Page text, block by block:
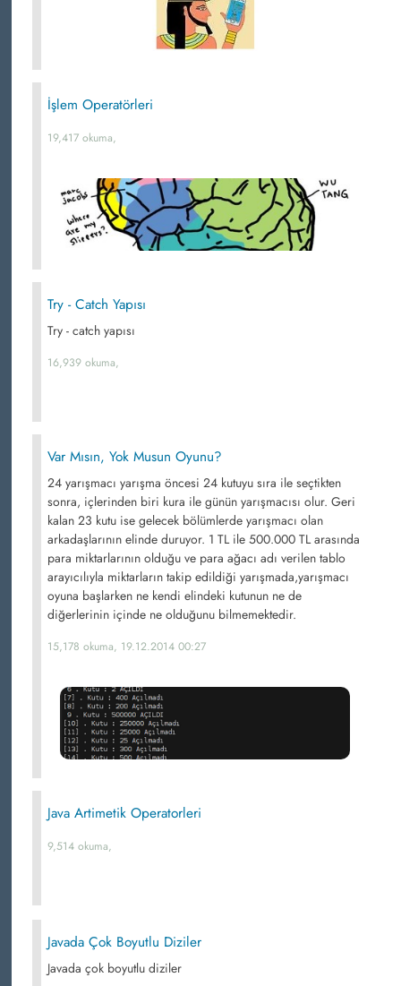
İşlem Operatörleri
19,417 okuma,
Try - Catch Yapısı
Try - catch yapısı
16,939 okuma,
Var Mısın, Yok Musun Oyunu?
24 yarışmacı yarışma öncesi 24 kutuyu sıra ile seçtikten
sonra, içlerinden biri kura ile günün yarışmacısı olur. Geri
kalan 23 kutu ise gelecek bölümlerde yarışmacı olan
arkadaşlarının elinde duruyor. 1 TL ile 500.000 TL arasında
para miktarlarının olduğu ve para ağacı adı verilen tablo
arayıcılıyla miktarların takip edildiği yarışmada,yarışmacı
oyuna başlarken ne kendi elindeki kutunun ne de
diğerlerinin içinde ne olduğunu bilmemektedir.
15,178 okuma, 19.12.2014 00:27
Java Artimetik Operatorleri
9,514 okuma,
Javada Çok Boyutlu Diziler
Javada çok boyutlu diziler